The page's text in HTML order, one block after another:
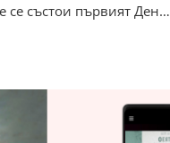
се състои първият Ден…